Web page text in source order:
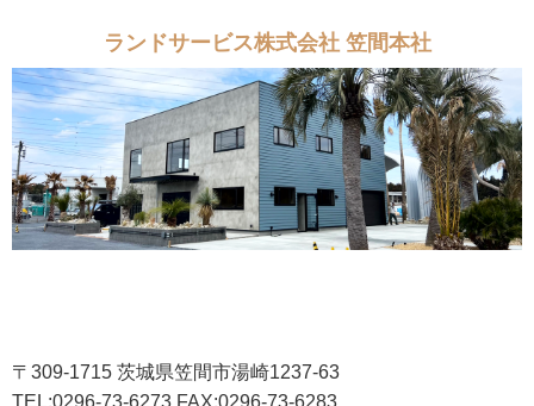
ランドサービス株式会社 笠間本社
〒309-1715 茨城県笠間市湯崎1237-63